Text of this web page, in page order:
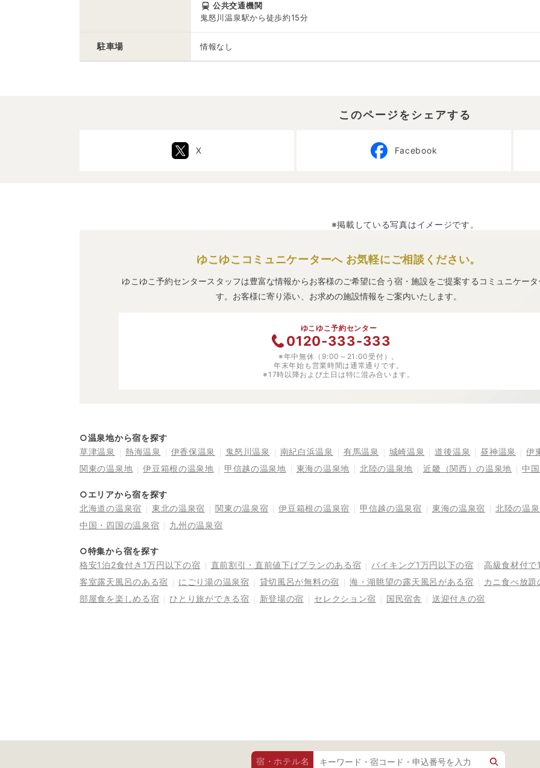
公共交通機関
鬼怒川温泉駅から徒歩約15分
駐車場 情報なし
このページをシェアする
X Facebook
※掲載している写真はイメージです。
ゆこゆこコミュニケーターへ お気軽にご相談ください。
ゆこゆこ予約センタースタッフは豊富な情報からお客様のご希望に合う宿・施設をご提案するコミュニケー
す。お客様に寄り添い、お求めの施設情報をご案内いたします。
ゆこゆこ予約センター
0120-333-333
※年中無休（9:00～21:00受付）。
年末年始も営業時間は通常通りです。
※17時以降および土日は特に混み合います。
○温泉地から宿を探す
草津温泉
熱海温泉 伊香保温泉 鬼怒川温泉 南紀白浜温泉 有馬温泉 城崎温泉 道後温泉 昼神温泉
伊
関東の温泉地
伊豆箱根の温泉地 甲信越の温泉地 東海の温泉地 北陸の温泉地 近畿（関西）の温泉地 中
○エリアから宿を探す
北海道の温泉宿
東北の温泉宿 関東の温泉宿 伊豆箱根の温泉宿 甲信越の温泉宿 東海の温泉宿
北陸の温
中国・四国の温泉宿
九州の温泉宿
○特集から宿を探す
格安1泊2食付き1万円以下の宿
直前割引・直前値下げプランのある宿 バイキング1万円以下の宿
高級食材付で
客室露天風呂のある宿
にごり湯の温泉宿 貸切風呂が無料の宿 海・湖眺望の露天風呂がある宿
カニ食べ放題
部屋食を楽しめる宿
ひとり旅ができる宿 新登場の宿 セレクション宿 国民宿舎 送迎付きの宿
宿・ホテル名